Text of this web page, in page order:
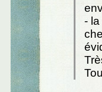
-